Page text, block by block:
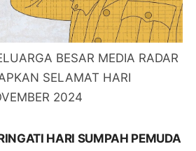
BESAR MEDIA RADAR
SELAMAT HARI
2024
HARI SUMPAH PEMUDA